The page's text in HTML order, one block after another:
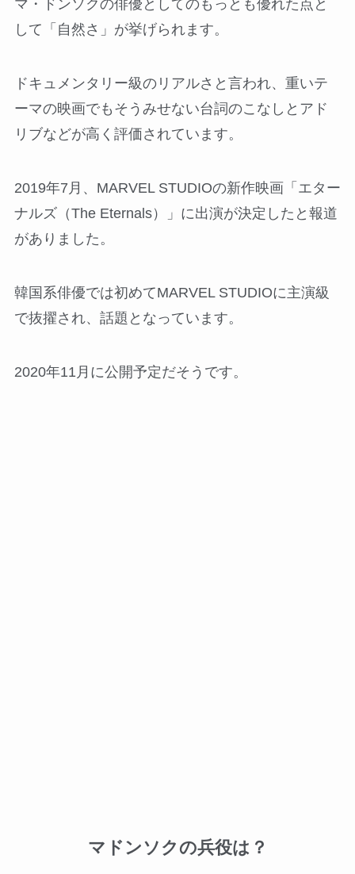
マ・ドンソクの俳優としてのもっとも優れた点と
して「自然さ」が挙げられます。
ドキュメンタリー級のリアルさと言われ、重いテ
ーマの映画でもそうみせない台詞のこなしとアド
リブなどが高く評価されています。
2019年7月、MARVEL STUDIOの新作映画「エター
ナルズ（The Eternals）」に出演が決定したと報道
がありました。
韓国系俳優では初めてMARVEL STUDIOに主演級
で抜擢され、話題となっています。
2020年11月に公開予定だそうです。
マドンソクの兵役は？